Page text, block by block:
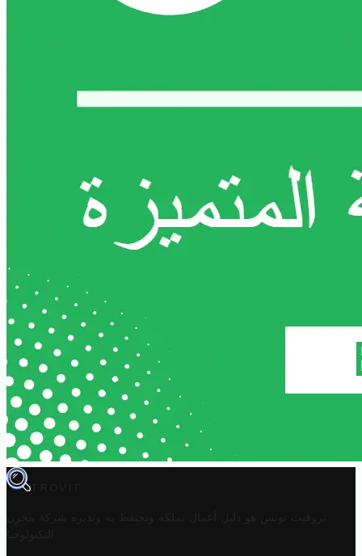
TROVIT
تروفيت تونس هو دليل أعمال تملكه وتحتفظ به وتديره
شركة مخزن
التكنولوجيا